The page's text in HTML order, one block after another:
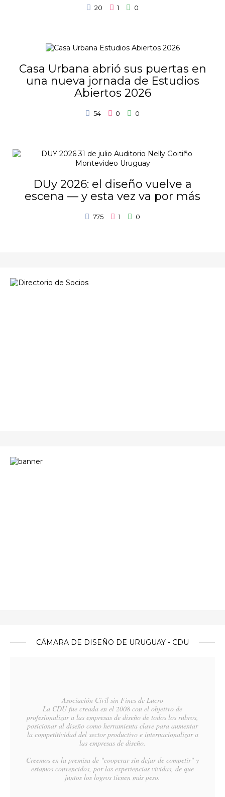
CÁMARA DE DISEÑO DE URUGUAY - CDU
Asociación Civil sin Fines de Lucro
La CDU fue creada en el 2008 con el objetivo de
profesionalizar a las empresas de diseño de todos los rubros,
posicionar al diseño como herramienta clave para aumentar
la competitividad del sector productivo e internacionalizar a
las empresas de diseño.
Creemos en la premisa de "cooperar sin dejar de competir" y
estamos convencidos, por las experiencias vividas, de que
juntos los logros tienen más peso.
20 1 0
Casa Urbana abrió sus puertas en
una nueva jornada de Estudios
Abiertos 2026
54 0 0
DUy 2026: el diseño vuelve a
escena — y esta vez va por más
775 1 0